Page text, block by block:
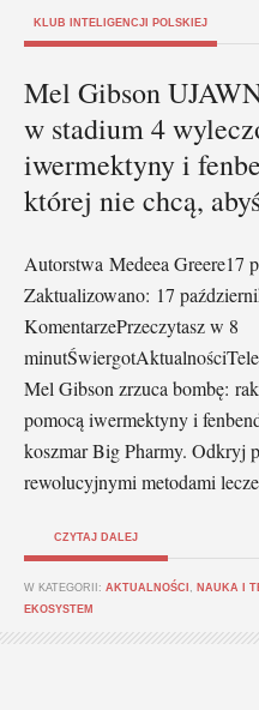
KLUB INTELIGENCJI POLSKIEJ
Mel Gibson
w stadium 4
iwermektyny i
której nie chcą,
Autorstwa Medeea Greere17
Zaktualizowano: 17
KomentarzePrzeczytasz w 8
Mel Gibson zrzuca bombę:
pomocą iwermektyny i
koszmar Big Pharmy. Odkryj
rewolucyjnymi metodami
CZYTAJ DALEJ
W KATEGORII: AKTUALNOŚCI NAUKA I
EKOSYSTEM